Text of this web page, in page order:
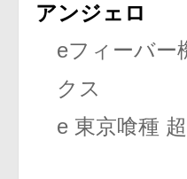
アンジェロ
eフィーバー
クス
e 東京喰種